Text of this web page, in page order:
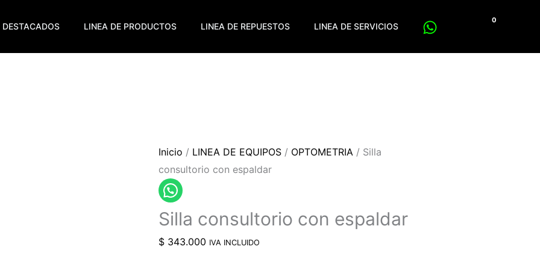
DESTACADOS LINEA DE PRODUCTOS LINEA DE REPUESTOS LINEA DE SERVICIOS
Inicio / LINEA DE EQUIPOS / OPTOMETRIA / Silla
consultorio con espaldar
Silla consultorio con espaldar
$ 343.000 IVA INCLUIDO